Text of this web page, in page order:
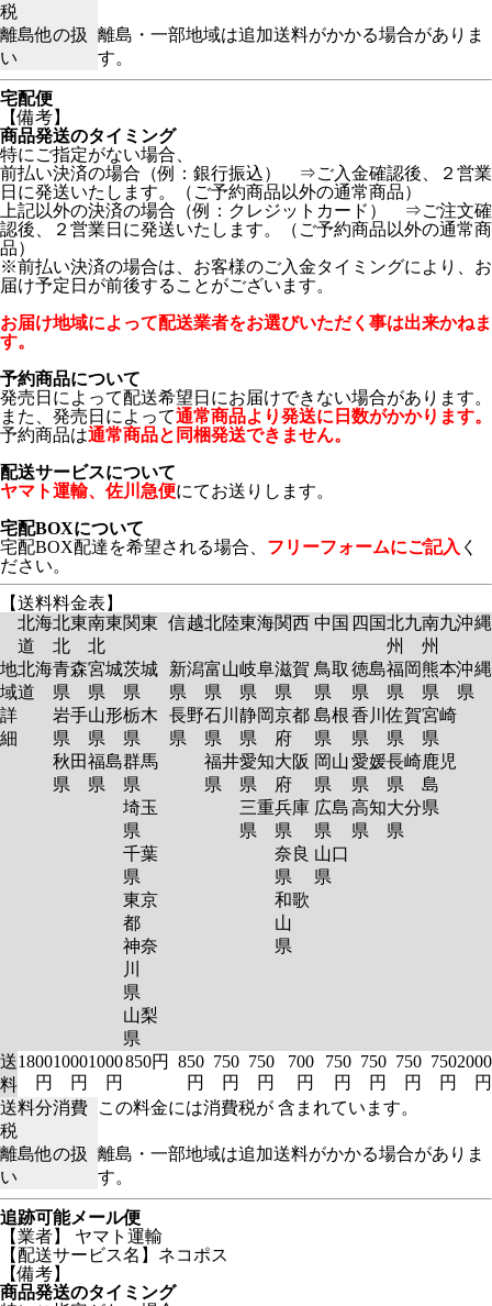
税
離島他の扱
い
離島・一部地域は追加送料がかかる場合がありま
す。
宅配便
【備考】
商品発送のタイミング
特にご指定がない場合、
前払い決済の場合（例：銀行振込） ⇒ご入金確認後、２営業
日に発送いたします。（ご予約商品以外の通常商品）
上記以外の決済の場合（例：クレジットカード） ⇒ご注文確
認後、２営業日に発送いたします。（ご予約商品以外の通常商
品）
※前払い決済の場合は、お客様のご入金タイミングにより、お
届け予定日が前後することがございます。
お届け地域によって配送業者をお選びいただく事は出来かねま
す。
予約商品について
発売日によって配送希望日にお届けできない場合があります。
また、発売日によって通常商品より発送に日数がかかります。
予約商品は通常商品と同梱発送できません。
配送サービスについて
ヤマト運輸、佐川急便にてお送りします。
宅配BOXについて
宅配BOX配達を希望される場合、 フリーフォームにご記入 く
ださい。
【送料料金表】
北海
道
北東
北
南東
北
関東 信越北陸東海関西 中国 四国北九
州
南九
州
沖縄
地
域
詳
細
北海
道
青森
県
岩手
県
秋田
県
宮城
県
山形
県
福島
県
茨城
県
栃木
県
群馬
県
埼玉
県
千葉
県
東京
都
神奈
川
県
山梨
県
新潟
県
長野
県
富山
県
石川
県
福井
県
岐阜
県
静岡
県
愛知
県
三重
県
滋賀
県
京都
府
大阪
府
兵庫
県
奈良
県
和歌
山
県
鳥取
県
島根
県
岡山
県
広島
県
山口
県
徳島
県
香川
県
愛媛
県
高知
県
福岡
県
佐賀
県
長崎
県
大分
県
熊本
県
宮崎
県
鹿児
島
県
沖縄
県
送
料
1800
円
1000
円
1000
円
850円
850
円
750
円
750
円
700
円
750
円
750
円
750
円
750
円
2000
円
送料分消費
税
この料金には消費税が 含まれています。
離島他の扱
い
離島・一部地域は追加送料がかかる場合がありま
す。
追跡可能メール便
【業者】 ヤマト運輸
【配送サービス名】ネコポス
【備考】
商品発送のタイミング